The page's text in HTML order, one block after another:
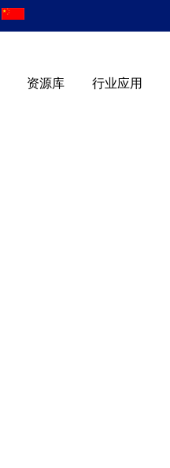
资源库 行业应用